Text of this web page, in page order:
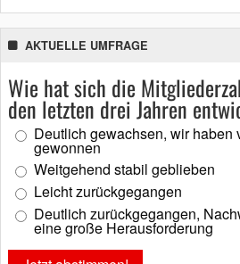
AKTUELLE UMFRAGE
Wie hat sich die
den letzten drei Jahren
Deutlich gewachsen, wir haben
gewonnen
Weitgehend stabil geblieben
Leicht zurückgegangen
Deutlich zurückgegangen,
eine große Herausforderung